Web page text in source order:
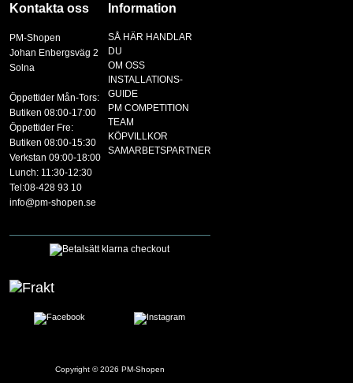
Kontakta oss
PM-Shopen
Johan Enbergsväg 2
Solna
Öppettider Mån-Tors:
Butiken 08:00-17:00
Öppettider Fre:
Butiken 08:00-15:30
Verkstan 09:00-18:00
Lunch: 11:30-12:30
Tel:08-428 93 10
info@pm-shopen.se
Information
SÅ HÄR HANDLAR
DU
OM OSS
INSTALLATIONS-
GUIDE
PM COMPETITION
TEAM
KÖPVILLKOR
SAMARBETSPARTNER
Copyright © 2026 PM-Shopen